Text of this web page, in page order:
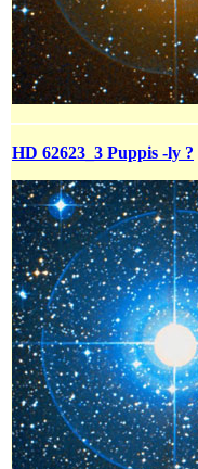
HD 62623_3 Puppis -ly ?